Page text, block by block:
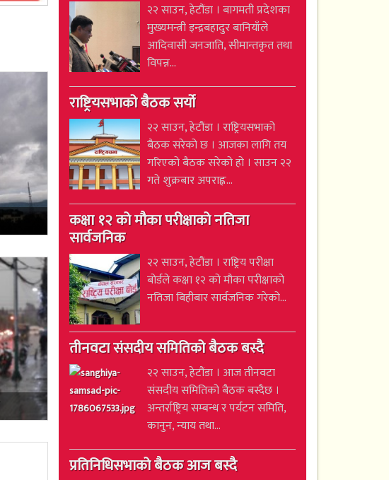
२२ साउन, हेटौंडा । बागमती प्रदेशका
मुख्यमन्त्री इन्द्रबहादुर बानियाँले
आदिवासी जनजाति, सीमान्तकृत तथा
विपन्न...
राष्ट्रियसभाको बैठक सर्यो
२२ साउन, हेटौंडा । राष्ट्रियसभाको
बैठक सरेको छ । आजका लागि तय
गरिएको बैठक सरेको हो । साउन २२
गते शुक्रबार अपराह्न...
कक्षा १२ को मौका परीक्षाको नतिजा
सार्वजनिक
२२ साउन, हेटौंडा । राष्ट्रिय परीक्षा
बोर्डले कक्षा १२ को मौका परीक्षाको
नतिजा बिहीबार सार्वजनिक गरेको...
तीनवटा संसदीय समितिको बैठक बस्दै
२२ साउन, हेटौंडा । आज तीनवटा
संसदीय समितिको बैठक बस्दैछ ।
अन्तर्राष्ट्रिय सम्बन्ध र पर्यटन समिति,
कानुन, न्याय तथा...
प्रतिनिधिसभाको बैठक आज बस्दै